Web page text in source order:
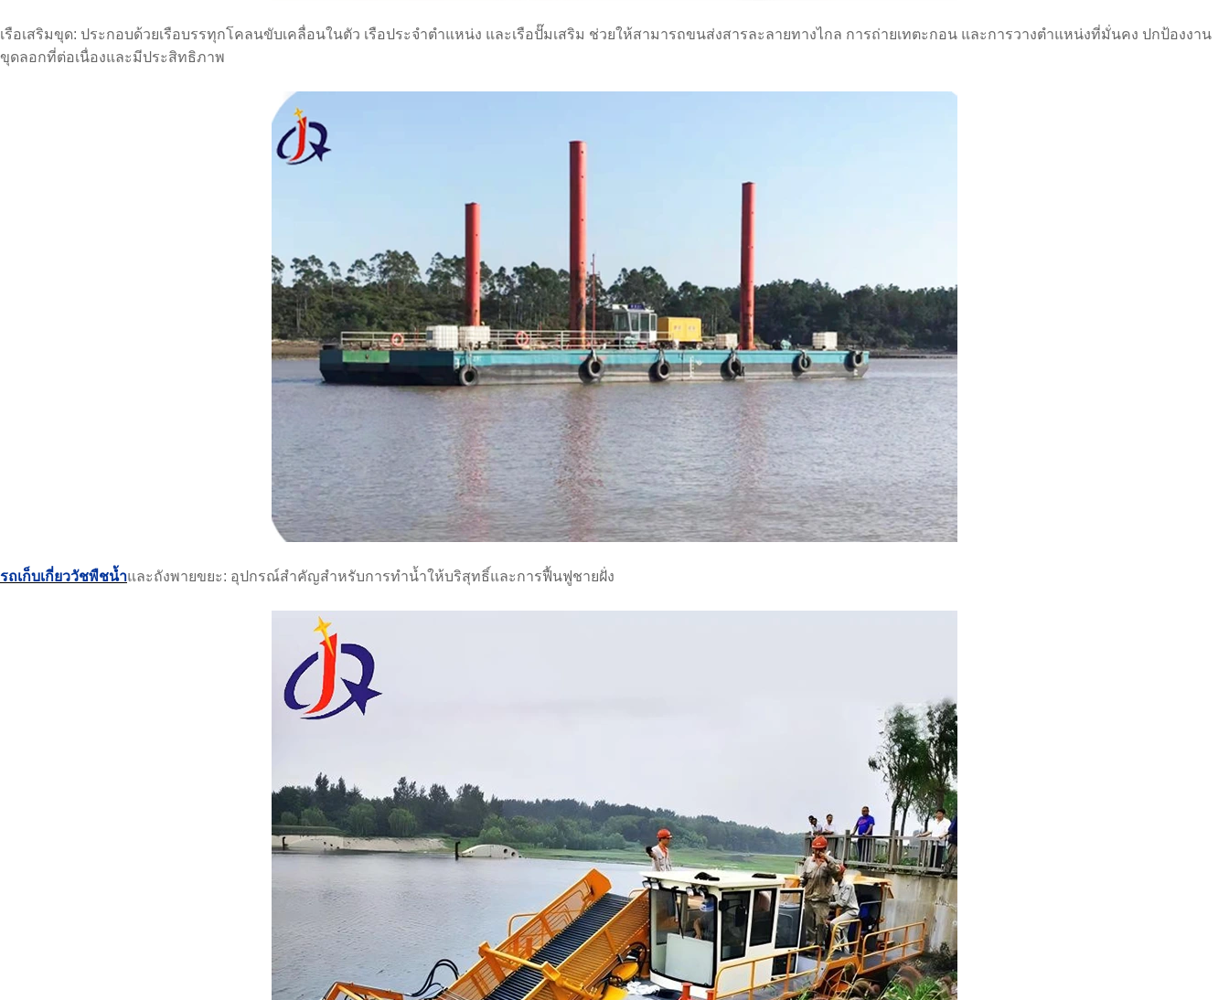
เรือเสริมขุด: ประกอบด้วยเรือบรรทุกโคลนขับเคลื่อนในตัว เรือประจำตำแหน่ง และเรือปั๊มเสริม ช่วยให้สามารถขนส่งสารละลายทางไกล การถ่ายเทตะกอน และการวางตำแหน่งที่มั่นคง ปกป้องงาน
ขุดลอกที่ต่อเนื่องและมีประสิทธิภาพ
รถเก็บเกี่ยววัชพืชน้ำและถังพายขยะ: อุปกรณ์สำคัญสำหรับการทำน้ำให้บริสุทธิ์และการฟื้นฟูชายฝั่ง